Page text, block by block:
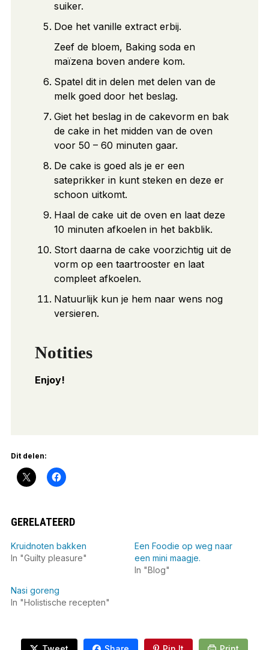
suiker.
Doe het vanille extract erbij.
Zeef de bloem, Baking soda en
maïzena boven andere kom.
Spatel dit in delen met delen van de
melk goed door het beslag.
Giet het beslag in de cakevorm en bak
de cake in het midden van de oven
voor 50 – 60 minuten gaar.
De cake is goed als je er een
sateprikker in kunt steken en deze er
schoon uitkomt.
Haal de cake uit de oven en laat deze
10 minuten afkoelen in het bakblik.
Stort daarna de cake voorzichtig uit de
vorm op een taartrooster en laat
compleet afkoelen.
Natuurlijk kun je hem naar wens nog
versieren.
Notities
Enjoy!
Dit delen:
GERELATEERD
Kruidnoten bakken
In "Guilty pleasure"
Een Foodie op weg naar
een mini maagje.
In "Blog"
Nasi goreng
In "Holistische recepten"